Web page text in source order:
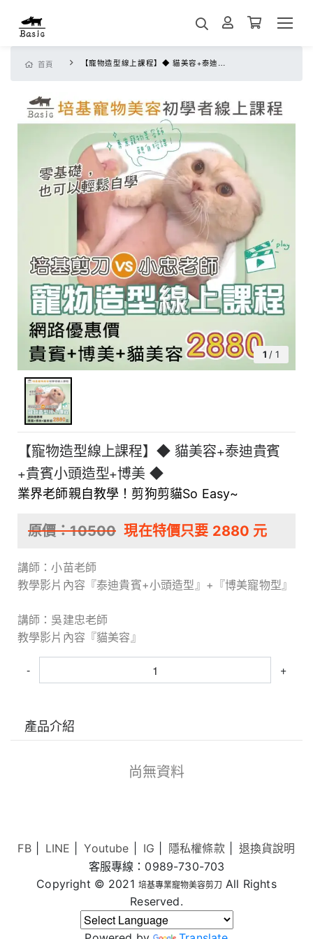
首頁 【寵物造型線上課程】◆ 貓美容+泰迪貴賓+貴賓小頭造型+博美 ◆
1 / 1
【寵物造型線上課程】◆ 貓美容+泰迪貴賓
+貴賓小頭造型+博美 ◆
業界老師親自教學！剪狗剪貓So Easy~
原價：10500 現在特價只要 2880 元
講師：小苗老師
教學影片內容『泰迪貴賓+小頭造型』+『博美寵物型』
講師：吳建忠老師
教學影片內容『貓美容』
- +
產品介紹
尚無資料
FB LINE Youtube IG 隱私權條款
退換貨說明
客服專線：0989-730-703
Copyright © 2021 培基專業寵物美容剪刀 All Rights
Reserved.